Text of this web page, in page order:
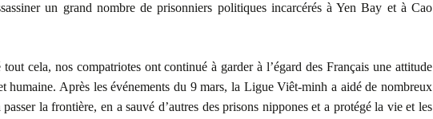
un grand nombre de prisonniers politiques incarcérés à Yen Bay et à Cao
cela, nos compatriotes ont continué à garder à l’égard des Français une attitude
humaine. Après les événements du 9 mars, la Ligue Viêt-minh a aidé de nombreux
passer la frontière, en a sauvé d’autres des prisons nippones et a protégé la vie et les